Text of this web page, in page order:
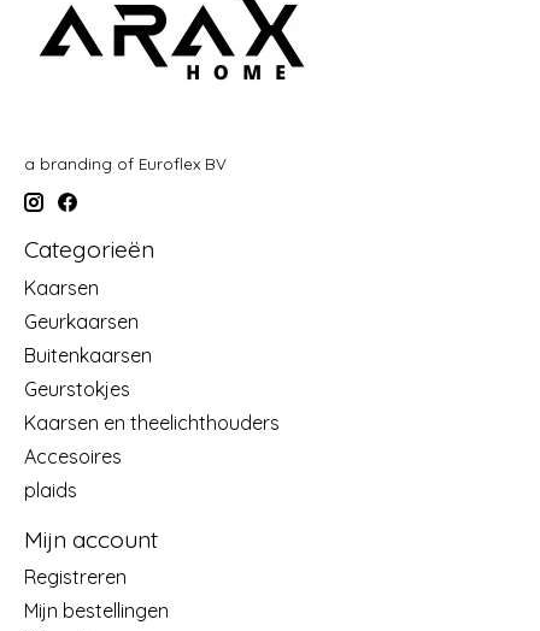
a branding of Euroflex BV
Categorieën
Kaarsen
Geurkaarsen
Buitenkaarsen
Geurstokjes
Kaarsen en theelichthouders
Accesoires
plaids
Mijn account
Registreren
Mijn bestellingen